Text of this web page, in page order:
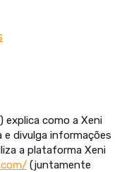
explica como a Xeni
e divulga informações
a plataforma Xeni
(juntamente